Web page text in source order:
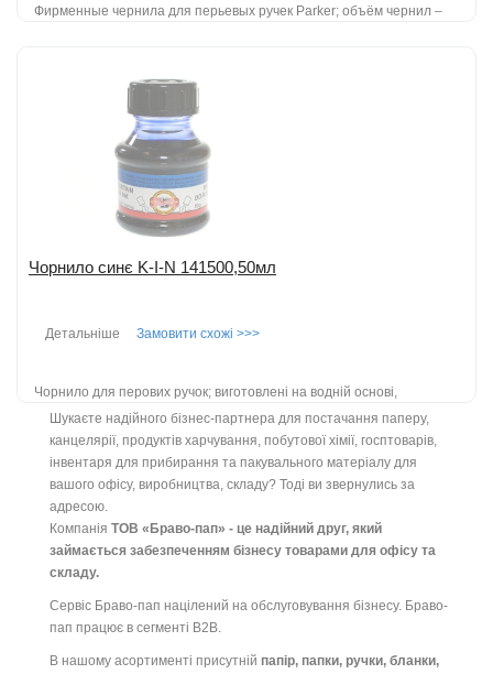
Фирменные чернила для перьевых ручек Parker; объём чернил –
Чорнило синє K-I-N 141500,50мл
Замовити схожі >>>
Детальніше
Чорнило для перових ручок; виготовлені на водній основі,
постачаються в пластиковому флаконі; колір синій; ємність 50мл. ...
детальніше
Додати до порівняння
Шукаєте надійного бізнес-партнера для постачання паперу,
канцелярії, продуктів харчування, побутової хімії, госптоварів,
інвентаря для прибирання та пакувального матеріалу для
вашого офісу, виробництва, складу? Тоді ви звернулись за
адресою.
Компанія ТОВ «Браво-пап» - це надійний друг, який
займається забезпеченням бізнесу товарами для офісу та
складу.
Сервіс Браво-пап націлений на обслуговування бізнесу. Браво-
пап працює в сегменті B2B.
В нашому асортименті присутній папір, папки, ручки, бланки,